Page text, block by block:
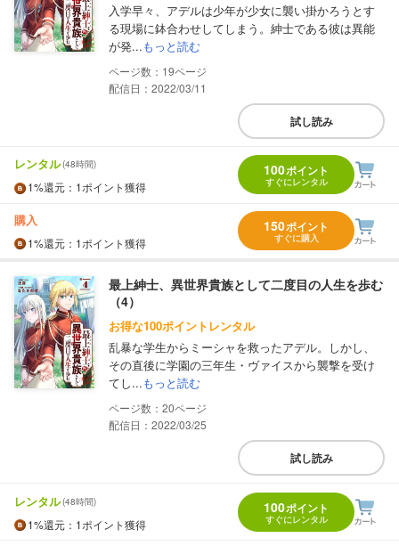
入学早々、アデルは少年が少女に襲い掛かろうとす
る現場に鉢合わせしてしまう。紳士である彼は異能
が発...もっと読む
19
配信日：2022/03/11
試し読み
レンタル(48時間)
1%還元 ：1ポイント獲得
100ポイント
すぐにレンタル
購入
1%還元 ：1ポイント獲得
150ポイント
すぐに購入
最上紳士、異世界貴族として二度目の人生を歩む
（4）
お得な100ポイントレンタル
乱暴な学生からミーシャを救ったアデル。しかし、
その直後に学園の三年生・ヴァイスから襲撃を受け
てし...もっと読む
20
配信日：2022/03/25
試し読み
レンタル(48時間)
1%還元 ：1ポイント獲得
100ポイント
すぐにレンタル